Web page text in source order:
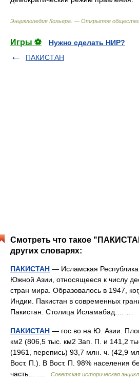
Энциклопедия Кольера. — Открытое
Игры ⚽
Нужно сделать НИР?
ПАКИСТАН
Смотреть что такое
других словарях:
ПАКИСТАН — Исламская Республика
Южной Азии, относящееся к числу
стран мира. Образовалось в 1947,
Индии. Пакистан в современных
Пакистан. Столица Исламабад.… …
ПАКИСТАН — гос во на Ю. Азии.
км2 (806,5 тыс. км2 Зап. П. и 141,2
(1961, перепись) 93,7 млн. ч. (42,9
Вост. П.). В Вост. П. 98% населения
часть… …
Советская историческая